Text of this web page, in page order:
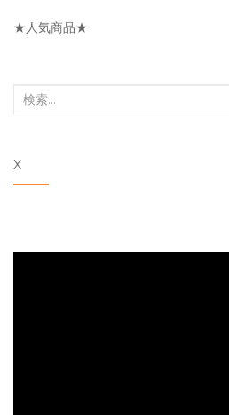
リ
★人気商品★
検
象:
X